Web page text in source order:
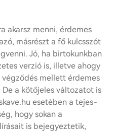
akarsz menni, érdemes
másrészt a fő kulcsszót
Jó, ha birtokunkban
verzió is, illetve ahogy
mellett érdemes
De a kötőjeles változatot is
esetében a tejes-
hogy sokan a
is bejegyeztetik,